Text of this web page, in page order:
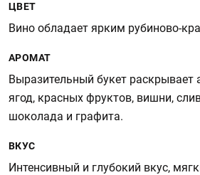
ЦВЕТ
Вино обладает ярким рубиново-
АРОМАТ
Выразительный букет
ягод, красных фруктов, вишни,
шоколада и графита.
ВКУС
Интенсивный и глубокий вкус,